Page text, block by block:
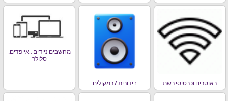
ראוטרים וכרטיסי רשת בידורית / רמקולים
מחשבים ניידים , אייפדים,
סלולר